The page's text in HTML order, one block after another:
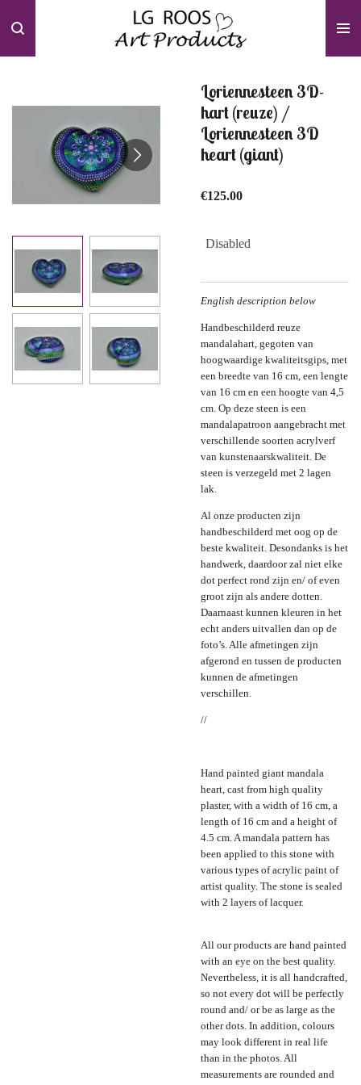
to
Loriennesteen 3D-
hart (reuze) /
Loriennesteen 3D
heart (giant)
€125.00
Disabled
English description below
Handbeschilderd reuze
mandalahart, gegoten van
hoogwaardige kwaliteitsgips, met
een breedte van 16 cm, een lengte
van 16 cm en een hoogte van 4,5
cm. Op deze steen is een
mandalapatroon aangebracht met
verschillende soorten acrylverf
van kunstenaarskwaliteit. De
steen is verzegeld met 2 lagen
lak.
Al onze producten zijn
handbeschilderd met oog op de
beste kwaliteit. Desondanks is het
handwerk, daardoor zal niet elke
dot perfect rond zijn en/ of even
groot zijn als andere dotten.
Daarnaast kunnen kleuren in het
echt anders uitvallen dan op de
foto’s. Alle afmetingen zijn
afgerond en tussen de producten
kunnen de afmetingen
verschillen.
//
Hand painted giant mandala
heart, cast from high quality
plaster, with a width of 16 cm, a
length of 16 cm and a height of
4.5 cm. A mandala pattern has
been applied to this stone with
various types of acrylic paint of
artist quality. The stone is sealed
with 2 layers of lacquer.
All our products are hand painted
with an eye on the best quality.
Nevertheless, it is all handcrafted,
so not every dot will be perfectly
round and/ or be as large as the
other dots. In addition, colours
may look different in real life
than in the photos. All
measurements are rounded and